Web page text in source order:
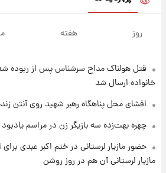
پول به معشوقه با
۱۷ ساعت پیش
۱۷ ساعت پیش
پی رفتن رامین
روز هفته
قتل هولناک مداح سرشناس پس از ربوده
خانواده ارسال شد
افشای محل پناهگاه‌ رهبر شهید روی آنتن
چهره بهت‌زده سه بازیگر زن در مراسم
حضور مازیار لرستانی در ختم اکبر عبدی
مازیار لرستانی آن هم در روز روشن